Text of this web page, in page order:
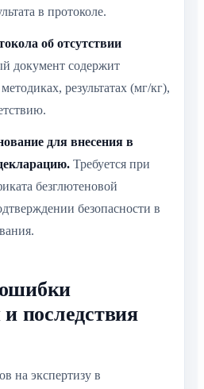
об отсутствии глютена.
содержит сведения о пробе,
(мг/кг), выводах по
для внесения в
Требуется при
безглютеновой
безопасности в
отказов
возникает риск